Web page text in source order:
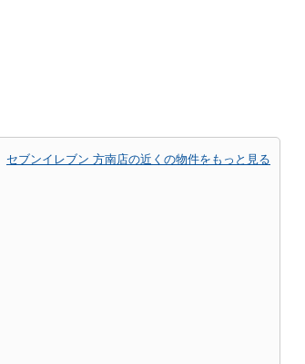
セブンイレブン 方南店の近くの物件をもっと見る